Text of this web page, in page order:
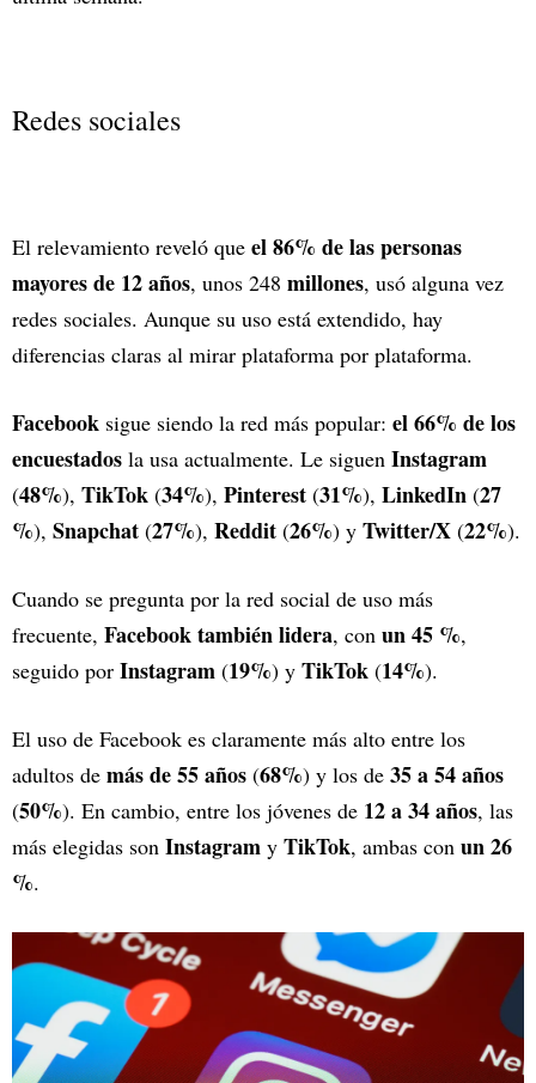
Redes sociales
El relevamiento reveló que el 86% de las personas
mayores de 12 años, unos 248 millones, usó alguna vez
redes sociales. Aunque su uso está extendido, hay
diferencias claras al mirar plataforma por plataforma.
Facebook sigue siendo la red más popular: el 66% de los
encuestados la usa actualmente. Le siguen Instagram
(48%), TikTok (34%), Pinterest (31%), LinkedIn (27
%), Snapchat (27%), Reddit (26%) y Twitter/X (22%).
Cuando se pregunta por la red social de uso más
frecuente, Facebook también lidera, con un 45 %,
seguido por Instagram (19%) y TikTok (14%).
El uso de Facebook es claramente más alto entre los
adultos de más de 55 años (68%) y los de 35 a 54 años
(50%). En cambio, entre los jóvenes de 12 a 34 años, las
más elegidas son Instagram y TikTok, ambas con un 26
%.